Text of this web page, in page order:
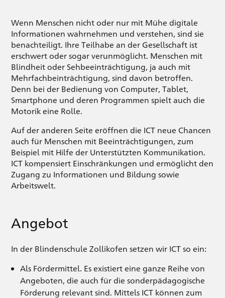
Wenn Menschen nicht oder nur mit Mühe digitale
Informationen wahrnehmen und verstehen, sind sie
benachteiligt. Ihre Teilhabe an der Gesellschaft ist
erschwert oder sogar verunmöglicht. Menschen mit
Blindheit oder Sehbeeinträchtigung, ja auch mit
Mehrfachbeinträchtigung, sind davon betroffen.
Denn bei der Bedienung von Computer, Tablet,
Smartphone und deren Programmen spielt auch die
Motorik eine Rolle.
Auf der anderen Seite eröffnen die ICT neue Chancen
auch für Menschen mit Beeinträchtigungen, zum
Beispiel mit Hilfe der Unterstützten Kommunikation.
ICT kompensiert Einschränkungen und ermöglicht den
Zugang zu Informationen und Bildung sowie
Arbeitswelt.
Angebot
In der Blindenschule Zollikofen setzen wir ICT so ein:
Als Fördermittel. Es existiert eine ganze Reihe von
Angeboten, die auch für die sonderpädagogische
Förderung relevant sind. Mittels ICT können zum